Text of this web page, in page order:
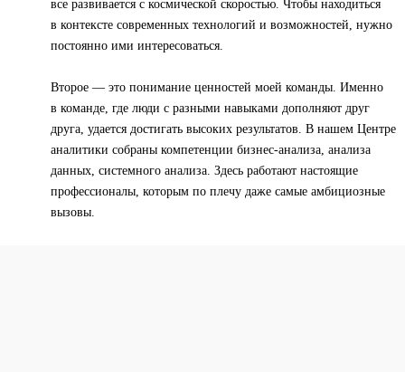
все развивается с космической скоростью. Чтобы находиться
в контексте современных технологий и возможностей, нужно
постоянно ими интересоваться.
Второе — это понимание ценностей моей команды. Именно
в команде, где люди с разными навыками дополняют друг
друга, удается достигать высоких результатов. В нашем Центре
аналитики собраны компетенции бизнес-анализа, анализа
данных, системного анализа. Здесь работают настоящие
профессионалы, которым по плечу даже самые амбициозные
вызовы.